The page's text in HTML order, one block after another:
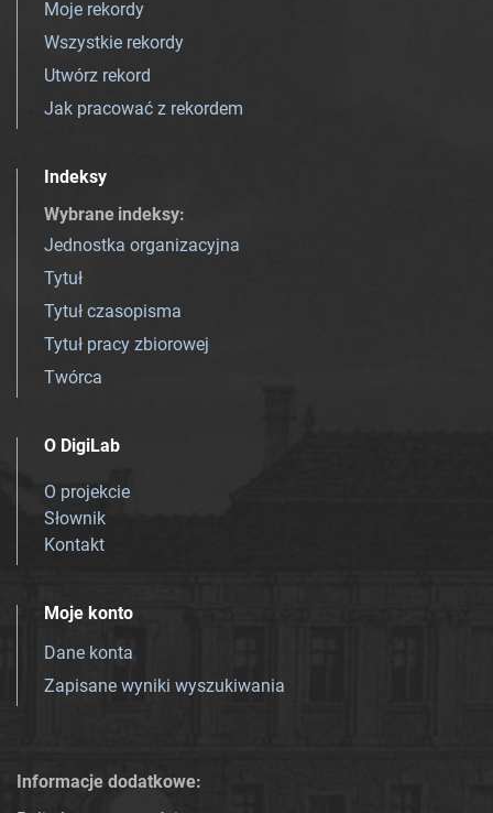
Moje rekordy
Wszystkie rekordy
Utwórz rekord
Jak pracować z rekordem
Indeksy
Wybrane indeksy:
Jednostka organizacyjna
Tytuł
Tytuł czasopisma
Tytuł pracy zbiorowej
Twórca
O DigiLab
O projekcie
Słownik
Kontakt
Moje konto
Dane konta
Zapisane wyniki wyszukiwania
Informacje dodatkowe: